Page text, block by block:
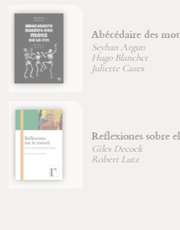
Les manuscrits
leurs créateurs
Le livre de la
Jean-François Froger